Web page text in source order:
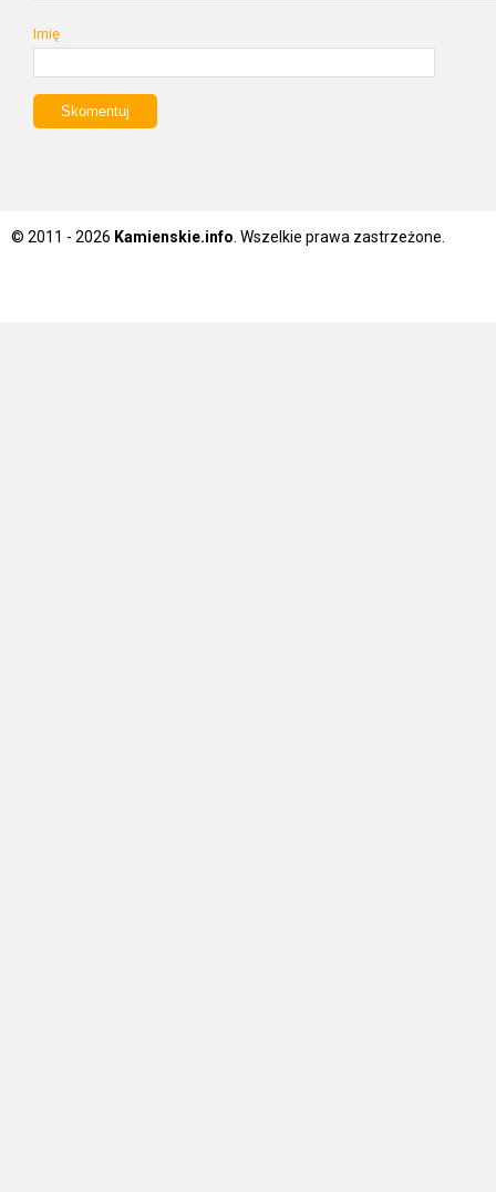
Imię
© 2011 - 2026 Kamienskie.info . Wszelkie prawa zastrzeżone.